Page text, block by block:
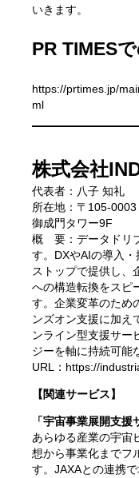
いきます。
PR TIMES
https://prtimes.jp/
ml
株式会社
代表者：八子 知礼
所在地：〒105-
御成門タワー9F
概 要：データドリ
す。DXやAIの導入
ストップで提供し、
への構造転換をスピ
す。企業変革のため
ンズオン支援に加え
ンライン型支援サー
ジーを軸に持続可能
URL： https://
【関連サービス】
「宇宙事業展開支援
あらゆる産業の宇宙
想から事業化までフ
す。JAXAとの連携